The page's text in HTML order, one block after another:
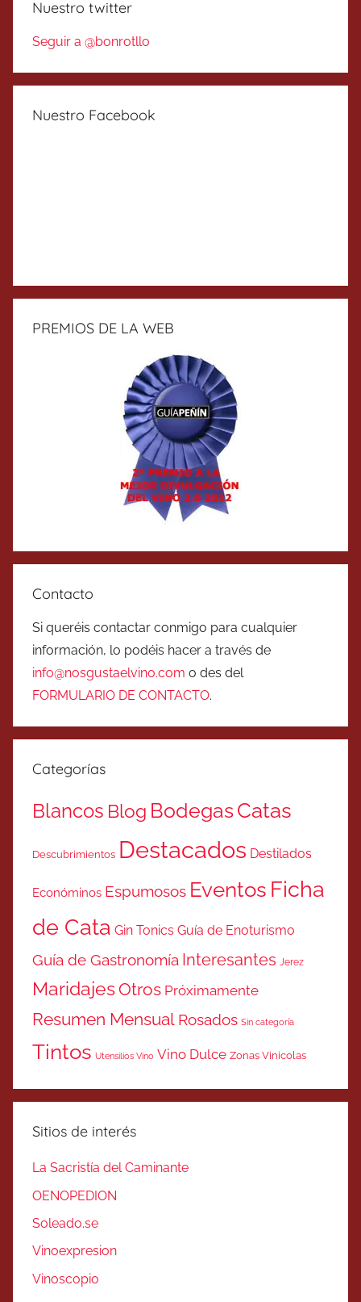
Nuestro twitter
Seguir a @bonrotllo
Nuestro Facebook
PREMIOS DE LA WEB
Contacto
Si queréis contactar conmigo para cualquier
información, lo podéis hacer a través de
info@nosgustaelvino.com o des del
FORMULARIO DE CONTACTO.
Categorías
Blancos Blog BodegasCatas
Descubrimientos Destacados Destilados
Económinos Espumosos Eventos Ficha
de Cata Gin Tonics Guía de Enoturismo
Guía de Gastronomía Interesantes Jerez
MaridajesOtros Próximamente
Resumen Mensual Rosados Sin categoría
Tintos Utensilios Vino Vino Dulce Zonas Vinicolas
Sitios de interés
La Sacristía del Caminante
OENOPEDION
Soleado.se
Vinoexpresion
Vinoscopio